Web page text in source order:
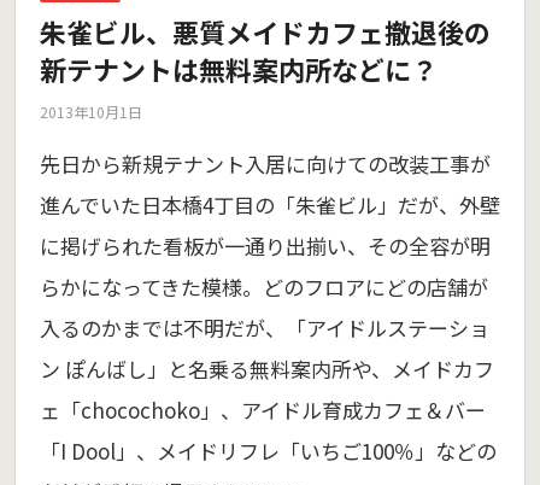
朱雀ビル、悪質メイドカフェ撤退後の
新テナントは無料案内所などに？
2013年10月1日
先日から新規テナント入居に向けての改装工事が
進んでいた日本橋4丁目の「朱雀ビル」だが、外壁
に掲げられた看板が一通り出揃い、その全容が明
らかになってきた模様。どのフロアにどの店舗が
入るのかまでは不明だが、「アイドルステーショ
ン ぽんばし」と名乗る無料案内所や、メイドカフ
ェ「chocochoko」、アイドル育成カフェ＆バー
「I Dool」、メイドリフレ「いちご100％」などの